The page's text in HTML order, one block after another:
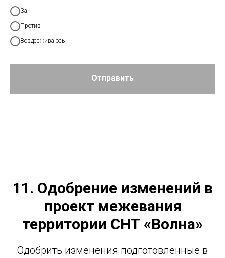
За
Против
Воздерживаюсь
Отправить
11. Одобрение изменений в
проект межевания
территории СНТ «Волна»
Одобрить изменения подготовленные в